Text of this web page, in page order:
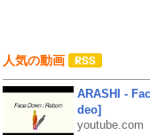
人気の動画
ARASHI -
deo]
youtube.com